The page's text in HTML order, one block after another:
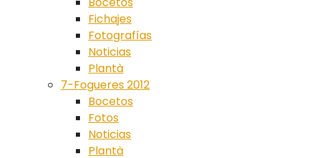
Fichajes
Fotografías
Noticias
Plantà
7-Fogueres 2012
Bocetos
Fotos
Noticias
Plantà